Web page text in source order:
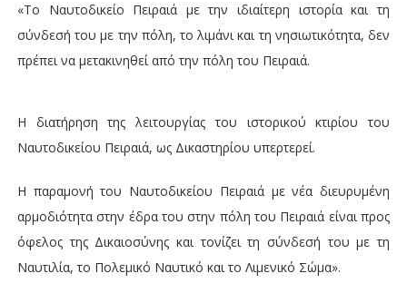
«Το Ναυτοδικείο Πειραιά με την ιδιαίτερη ιστορία και τη
σύνδεσή του με την πόλη, το λιμάνι και τη νησιωτικότητα, δεν
πρέπει να μετακινηθεί από την πόλη του Πειραιά.
Η διατήρηση της λειτουργίας του ιστορικού κτιρίου του
Ναυτοδικείου Πειραιά, ως Δικαστηρίου υπερτερεί.
Η παραμονή του Ναυτοδικείου Πειραιά με νέα διευρυμένη
αρμοδιότητα στην έδρα του στην πόλη του Πειραιά είναι προς
όφελος της Δικαιοσύνης και τονίζει τη σύνδεσή του με τη
Ναυτιλία, το Πολεμικό Ναυτικό και το Λιμενικό Σώμα».